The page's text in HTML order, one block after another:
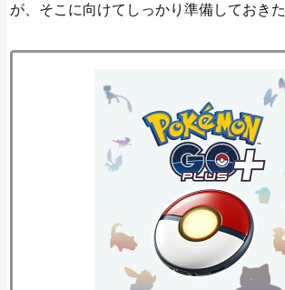
が、そこに向けてしっかり準備しておき